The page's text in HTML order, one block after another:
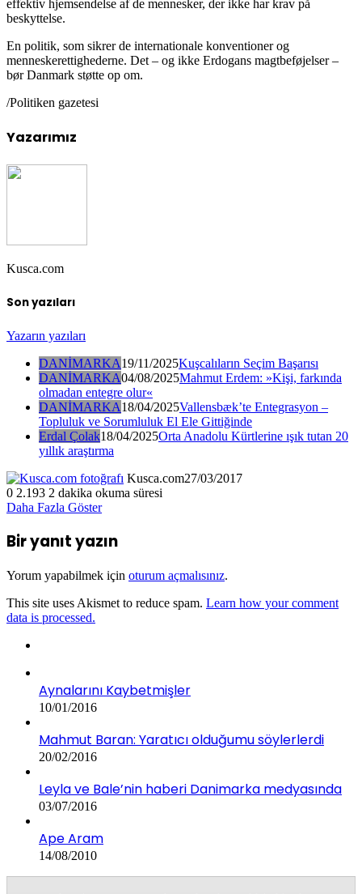
effektiv hjemsendelse af de mennesker, der ikke har krav på
beskyttelse.
En politik, som sikrer de internationale konventioner og
menneskerettighederne. Det – og ikke Erdogans magtbeføjelser –
bør Danmark støtte op om.
/Politiken gazetesi
Yazarımız
Kusca.com
Son yazıları
Yazarın yazıları
DANİMARKA19/11/2025Kuşcalıların Seçim Başarısı
DANİMARKA04/08/2025Mahmut Erdem: »Kişi, farkında
olmadan entegre olur«
DANİMARKA18/04/2025Vallensbæk’te Entegrasyon –
Topluluk ve Sorumluluk El Ele Gittiğinde
Erdal Çolak18/04/2025Orta Anadolu Kürtlerine ışık tutan 20
yıllık araştırma
Kusca.com27/03/2017
0 2.193 2 dakika okuma süresi
Daha Fazla Göster
Bir yanıt yazın
Yorum yapabilmek için oturum açmalısınız.
This site uses Akismet to reduce spam. Learn how your comment
data is processed.
Aynalarını Kaybetmişler
10/01/2016
Mahmut Baran: Yaratıcı olduğumu söylerlerdi
20/02/2016
Leyla ve Bale’nin haberi Danimarka medyasında
03/07/2016
Ape Aram
14/08/2010